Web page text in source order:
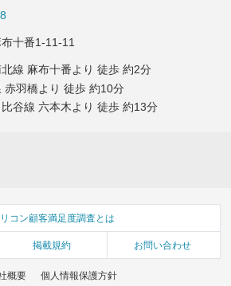
十番1-11-11
線 麻布十番より 徒歩 約2分
赤羽橋より 徒歩 約10分
谷線 六本木より 徒歩 約13分
コン顧客満足度調査とは
掲載規約 お問い合わせ
概要 個人情報保護方針